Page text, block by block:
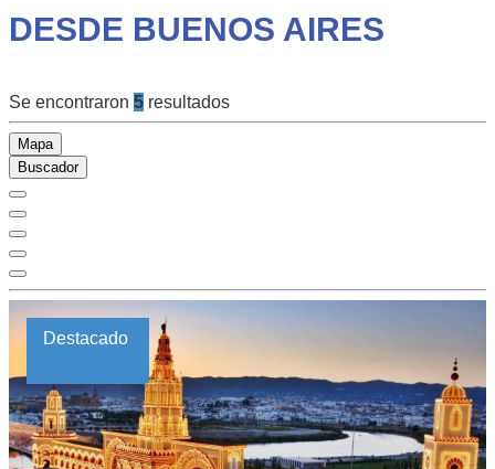
DESDE BUENOS AIRES
Se encontraron 5 resultados
Mapa
Buscador
Destacado